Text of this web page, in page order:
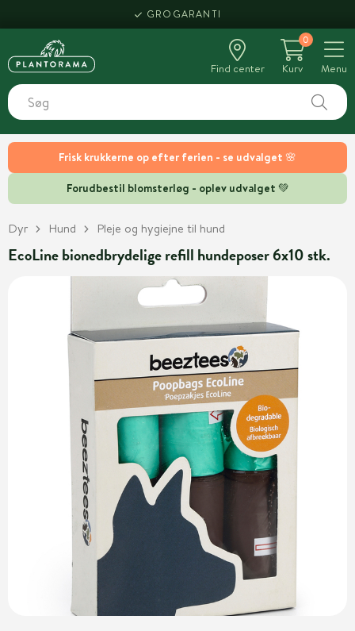
Frisk krukkerne op efter ferien - se udvalget 🌸
Forudbestil blomsterløg - oplev udvalget 💚
GROGARANTI
Find center
0
Kurv
Menu
Dyr Hund Pleje og hygiejne til hund
EcoLine bionedbrydelige refill hundeposer 6x10 stk.